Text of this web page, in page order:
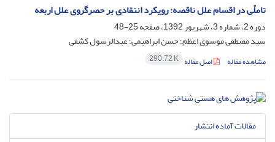
تاملّی در اقسام علل ناقصه: رویکرد انتقادی بر حصرگروی علل اربعه
دوره 2، شماره 3، شهریور 1392، صفحه
25-48
سید مصطفی موسوی اعظم؛ حسن ابراهیمی؛ عبدالرسول کشفی
مشاهده مقاله اصل مقاله 290.72 K
مقالات آماده انتشار